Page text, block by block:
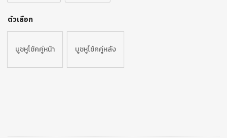
ตัวเลือก
บูชหูโช้คคู่หน้า บูชหูโช้คคู่หลัง